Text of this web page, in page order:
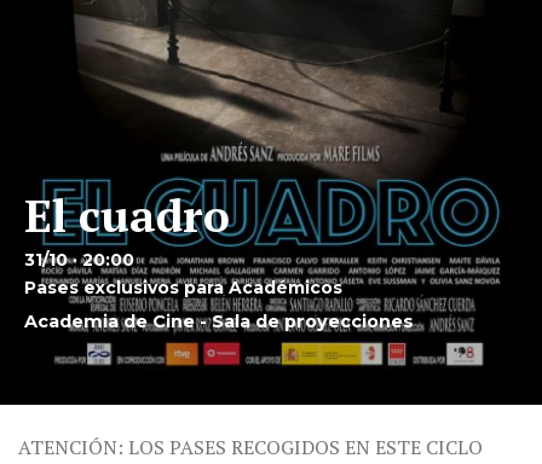
El cuadro
31/10 · 20:00
Pases exclusivos para Académicos
Academia de Cine - Sala de proyecciones
ATENCIÓN: LOS PASES RECOGIDOS EN ESTE CICLO